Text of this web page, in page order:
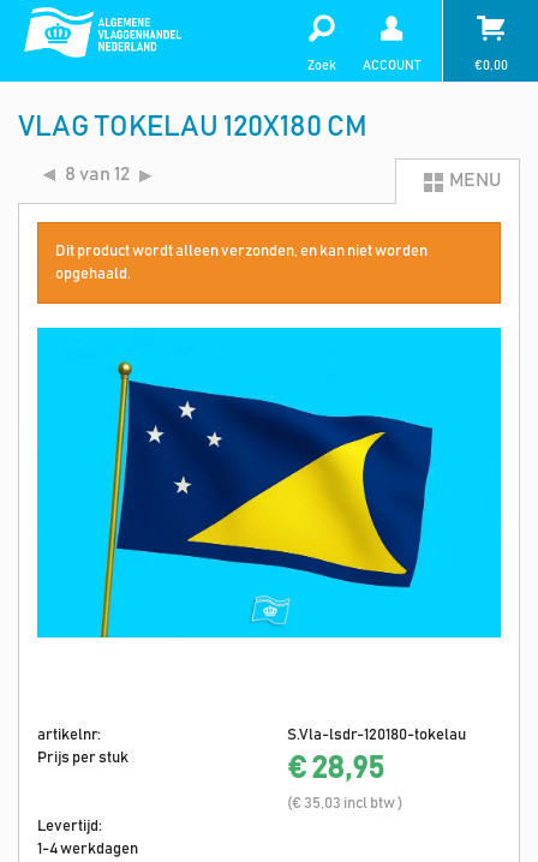
Zoek ACCOUNT €0,00
VLAG TOKELAU 120X180 CM
8 van 12 MENU
Dit product wordt alleen verzonden, en kan niet worden
opgehaald.
artikelnr:
S.Vla-lsdr-120180-tokelau
Prijs per stuk
€ 28,95
(€ 35,03 incl btw )
Levertijd:
1-4 werkdagen